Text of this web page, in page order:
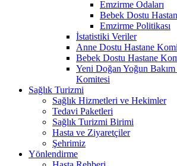
Emzirme Odaları
Bebek Dostu
Emzirme Politikası
İstatistiki Veriler
Anne Dostu Hastane
Bebek Dostu Hastane
Yeni Doğan Yoğun
Komitesi
Sağlık Turizmi
Sağlık Hizmetleri ve Hekimler
Tedavi Paketleri
Sağlık Turizmi Birimi
Hasta ve Ziyaretçiler
Şehrimiz
Yönlendirme